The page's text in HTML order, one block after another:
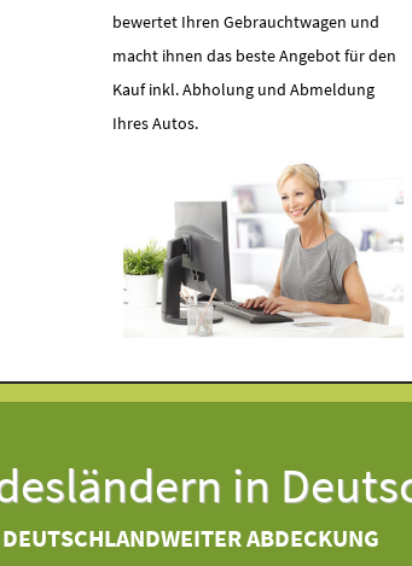
bewertet Ihren Gebrauchtwagen und
macht ihnen das beste Angebot für den
Kauf inkl. Abholung und Abmeldung
Ihres Autos.
in
ABDECKUNG